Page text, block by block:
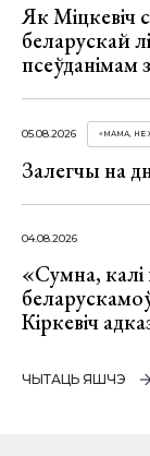
Як Міцкевіч
беларускай
псеўданімам
05.08.2026 «МАМА, НЕ
Залегчы на
04.08.2026
«Сумна,
Кіркевіч
ЧЫТАЦЬ ЯШЧЭ